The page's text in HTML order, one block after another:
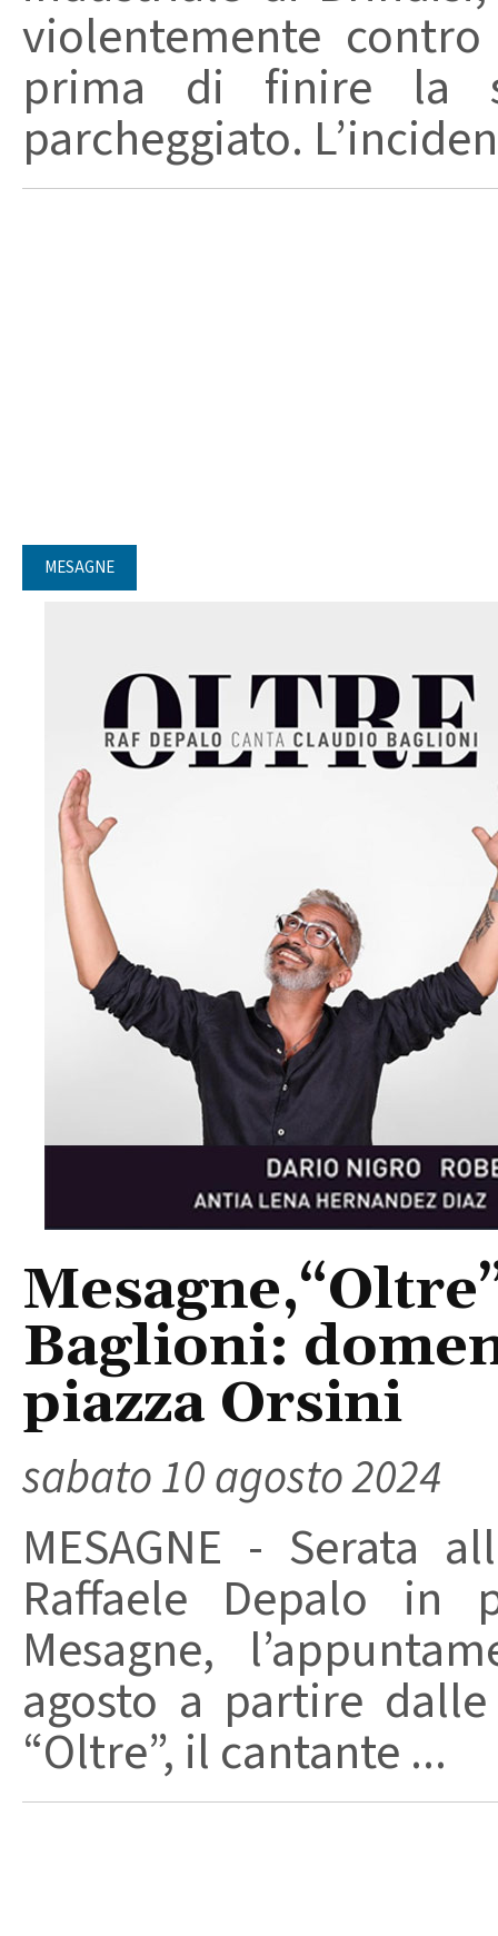
violentemente
prima di finire la
parcheggiato.
MESAGNE
Baglioni:
piazza Orsini
sabato 10 agosto 2024
MESAGNE - Serata
Raffaele Depalo in
Mesagne,
agosto a partire
“Oltre”, il cantante ...